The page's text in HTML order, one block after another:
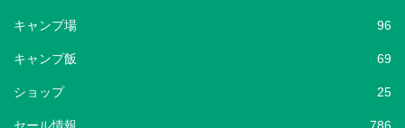
キャンプ場 96
キャンプ飯 69
ショップ 25